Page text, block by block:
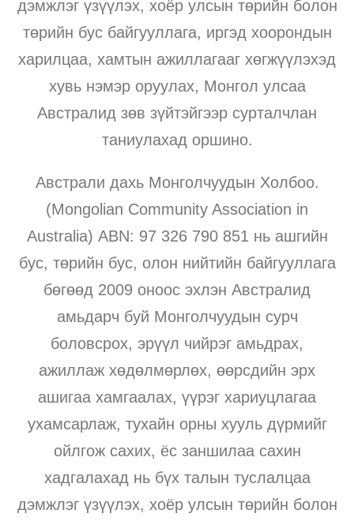
дэмжлэг үзүүлэх, хоёр улсын төрийн болон
төрийн бус байгууллага, иргэд хоорондын
харилцаа, хамтын ажиллагааг хөгжүүлэхэд
хувь нэмэр оруулах, Монгол улсаа
Австралид зөв зүйтэйгээр сурталчлан
таниулахад оршино.
Австрали дахь Монголчуудын Холбоо.
(Mongolian Community Association in
Australia) ABN: 97 326 790 851 нь ашгийн
бус, төрийн бус, олон нийтийн байгууллага
бөгөөд 2009 оноос эхлэн Австралид
амьдарч буй Монголчуудын сурч
боловсрох, эрүүл чийрэг амьдрах,
ажиллаж хөдөлмөрлөх, өөрсдийн эрх
ашигаа хамгаалах, үүрэг хариуцлагаа
ухамсарлаж, тухайн орны хууль дүрмийг
ойлгож сахих, ёс заншилаа сахин
хадгалахад нь бүх талын туслалцаа
дэмжлэг үзүүлэх, хоёр улсын төрийн болон